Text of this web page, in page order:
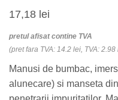
17,18 lei
pretul afisat contine TVA
(pret fara TVA: 14.2 lei, TVA: 2.98
Manusi de bumbac,
alunecare) si manseta